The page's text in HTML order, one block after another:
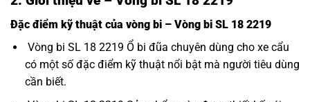
Đặc điểm kỹ thuật của vòng bi – Vòng bi SL 18 2219
Vòng bi SL 18 2219 Ổ bi đũa chuyên dùng cho xe cẩu
có một số đặc điểm kỹ thuật nổi bật mà người tiêu dùng
cần biết.